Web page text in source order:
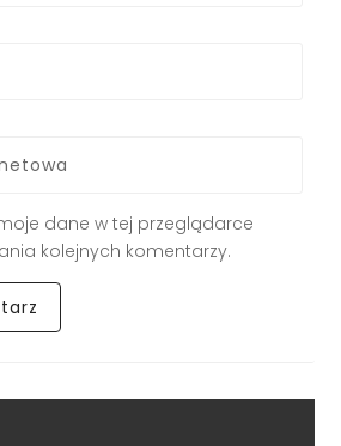
dane w tej przeglądarce
kolejnych komentarzy.